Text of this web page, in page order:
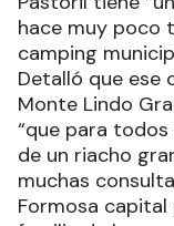
hace muy poco
camping
Detalló que ese
Monte Lindo
“que para
de un riacho
muchas
Formosa